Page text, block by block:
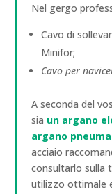
Nel gergo
Cavo di
Minifor;
Cavo per
A seconda del
sia un argano
argano
acciaio
consultarlo sulla
utilizzo ottimale